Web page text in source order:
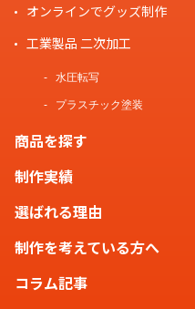
オンラインでグッズ制作
工業製品 二次加工
水圧転写
プラスチック塗装
商品を探す
制作実績
選ばれる理由
制作を考えている方へ
コラム記事